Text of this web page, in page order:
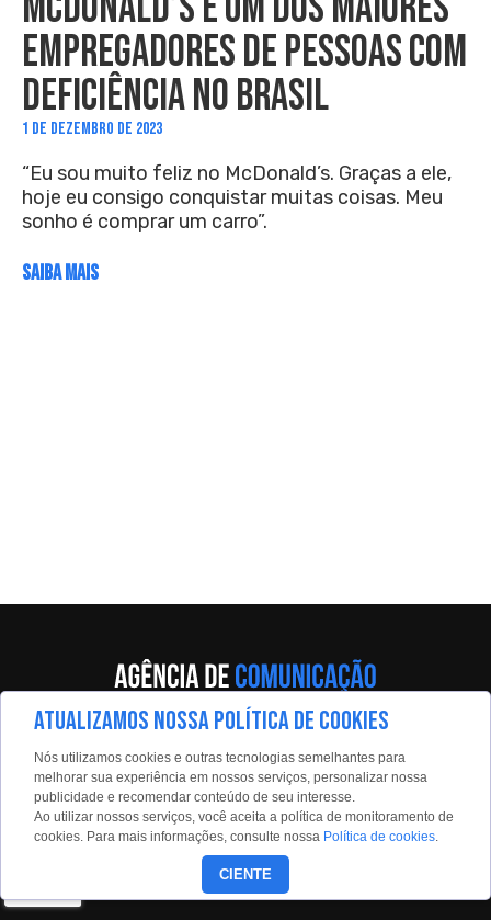
EMPREGADORES DE PESSOAS COM
DEFICIÊNCIA NO BRASIL
1 DE DEZEMBRO DE 2023
“Eu sou muito feliz no McDonald’s. Graças a ele,
hoje eu consigo conquistar muitas coisas. Meu
sonho é comprar um carro”.
SAIBA MAIS
Av. Eng. Caetano Álvares, 55 - 5º andar
Limão, São Paulo, 02598-900
Contato:
estadaoconteudo@estadao.com
(11)99350-0439
ATUALIZAMOS NOSSA POLÍTICA DE COOKIES
Nós utilizamos cookies e outras tecnologias semelhantes para
melhorar sua experiência em nossos serviços, personalizar nossa
publicidade e recomendar conteúdo de seu interesse.
Ao utilizar nossos serviços, você aceita a política de monitoramento de
cookies. Para mais informações, consulte nossa Política de cookies.
CIENTE